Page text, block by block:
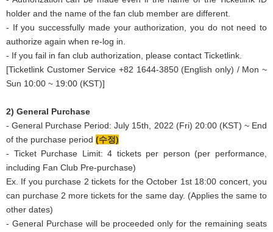
holder and the name of the fan club member are different.
- If you successfully made your authorization, you do not need to
authorize again when re-log in.
- If you fail in fan club authorization, please contact Ticketlink.
[Ticketlink Customer Service +82 1644-3850 (English only) / Mon ~
Sun 10:00 ~ 19:00 (KST)]
2) General Purchase
- General Purchase Period: July 15th, 2022 (Fri) 20:00 (KST) ~ End
of the purchase period (수정)
- Ticket Purchase Limit: 4 tickets per person (per performance,
including Fan Club Pre-purchase)
Ex. If you purchase 2 tickets for the October 1st 18:00 concert, you
can purchase 2 more tickets for the same day. (Applies the same to
other dates)
- General Purchase will be proceeded only for the remaining seats